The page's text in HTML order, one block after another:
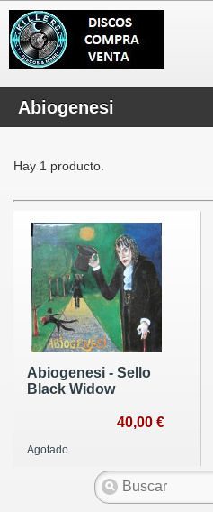
Abiogenesi
Hay 1 producto.
Abiogenesi - Sello
Black Widow
40,00 €
Agotado